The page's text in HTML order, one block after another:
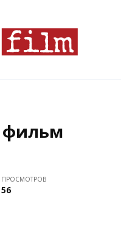
фильм
ПРОСМОТРОВ
56